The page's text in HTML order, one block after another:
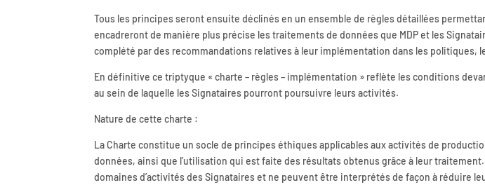
Tous les principes seront ensuite déclinés en un ensemble de règles détaillées
encadreront de manière plus précise les traitements de données que MDP et les
complété par des recommandations relatives à leur implémentation dans les
En définitive ce triptyque « charte – règles – implémentation » reflète les conditions
au sein de laquelle les Signataires pourront poursuivre leurs activités.
Nature de cette charte :
La Charte constitue un socle de principes éthiques applicables aux activités de
données, ainsi que l’utilisation qui est faite des résultats obtenus grâce à leur
domaines d’activités des Signataires et ne peuvent être interprétés de façon à réduire